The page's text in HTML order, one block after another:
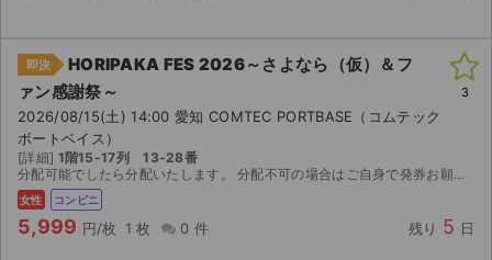
即決
HORIPAKA FES 2026～さよなら（仮）＆フ
ァン感謝祭～
2026/08/15(土) 14:00 愛知 COMTEC PORTBASE（コムテック
ボートベイス）
[詳細] 1階15-17列 13-28番
分配可能でしたら分配いたします。 分配不可の場合はご自身で発券お願いいたします。
女性 コンビニ
5,999 円/枚 1 枚 0 件 残り 5 日
3